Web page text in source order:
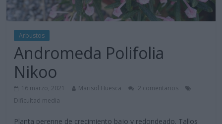
Arbustos
Andromeda Polifolia
Nikoo
16 marzo, 2021 Marisol Huesca
2 comentarios
Dificultad media
Planta perenne de crecimiento bajo y redondeado. Tallos